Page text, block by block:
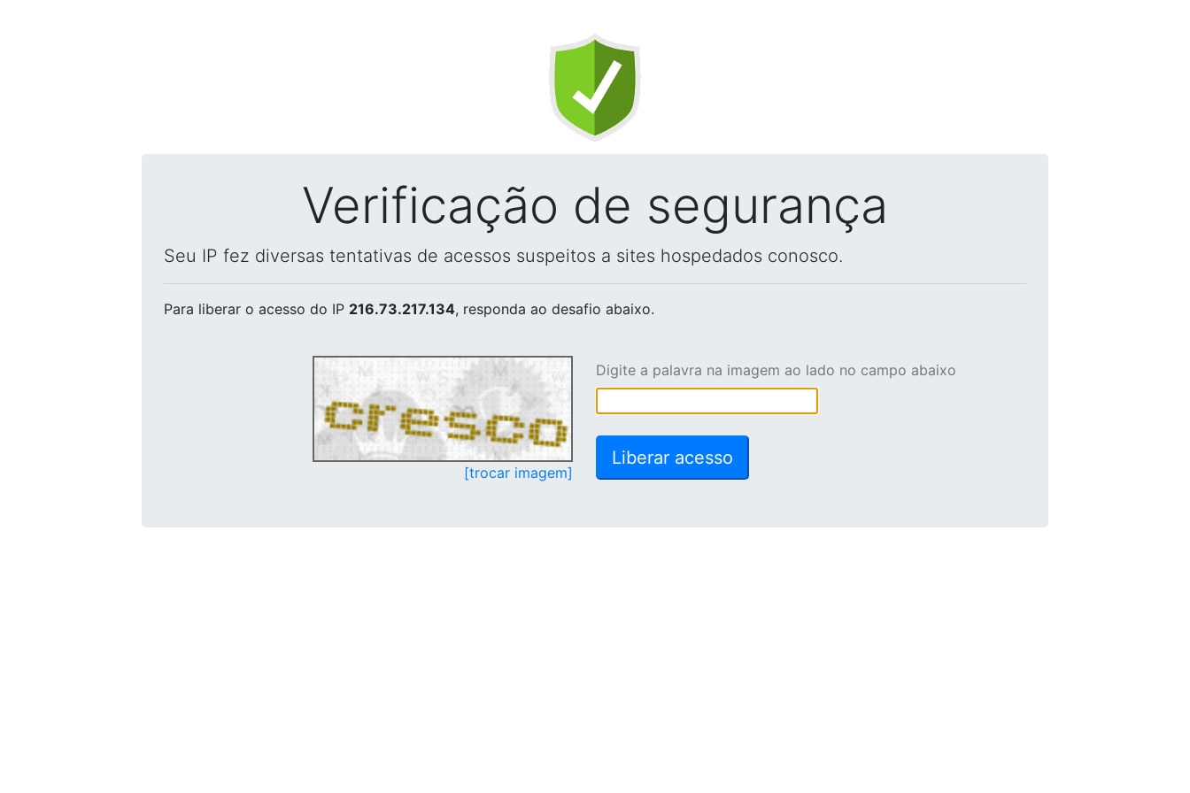
Verificação de segurança
Seu IP fez diversas tentativas de acessos suspeitos a sites hospedados conosco.
Para liberar o acesso do IP 216.73.217.134, responda ao desafio abaixo.
[trocar imagem]
Digite a palavra na imagem ao lado no campo abaixo